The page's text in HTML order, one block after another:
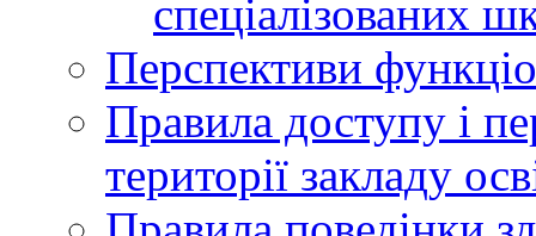
спеціалізованих
Перспективи
Правила доступу і
території закладу